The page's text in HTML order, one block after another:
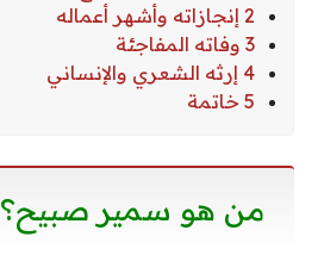
2 إنجازاته وأشهر أعماله
3 وفاته المفاجئة
4 إرثه الشعري والإنساني
5 خاتمة
من هو سمير صبيح؟